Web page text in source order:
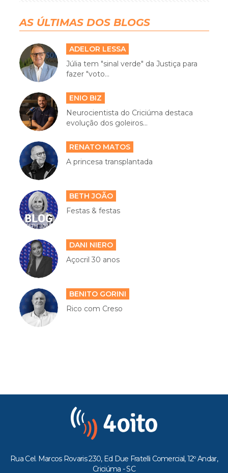
AS ÚLTIMAS DOS BLOGS
ADELOR LESSA
Júlia tem "sinal verde" da Justiça para
fazer "voto...
ENIO BIZ
Neurocientista do Criciúma destaca
evolução dos goleiros...
RENATO MATOS
A princesa transplantada
BETH JOÃO
Festas & festas
DANI NIERO
Açocril 30 anos
BENITO GORINI
Rico com Creso
Rua Cel. Marcos Rovaris 230, Ed Due Fratelli Comercial, 12º Andar,
Criciúma - SC